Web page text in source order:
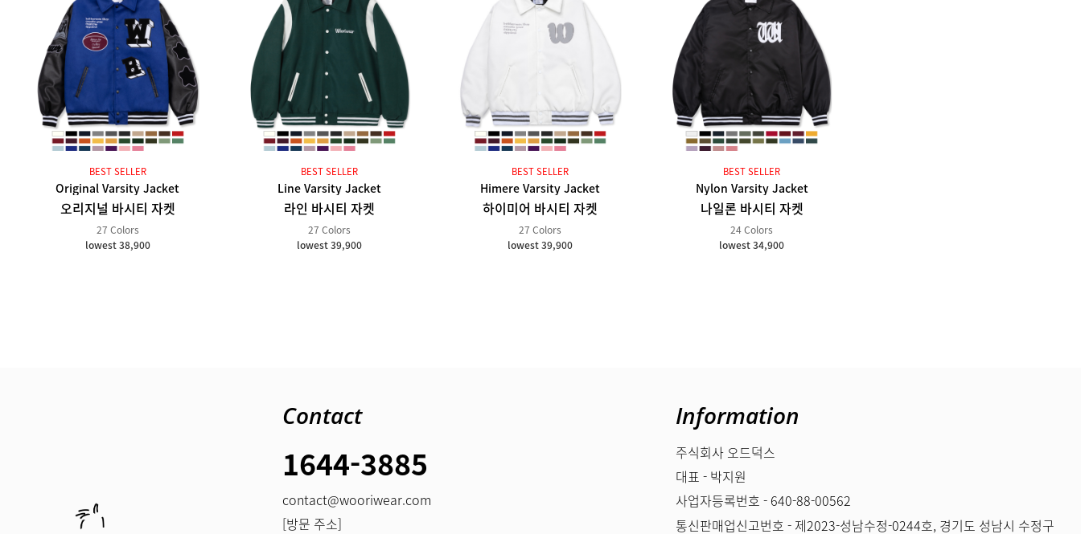
BEST SELLER
Original Varsity Jacket
오리지널 바시티 자켓
27 Colors
lowest 38,900
BEST SELLER
Line Varsity Jacket
라인 바시티 자켓
27 Colors
lowest 39,900
BEST SELLER
Himere Varsity Jacket
하이미어 바시티 자켓
27 Colors
lowest 39,900
BEST SELLER
Nylon Varsity Jacket
나일론 바시티 자켓
24 Colors
lowest 34,900
Contact
1644-3885
contact@wooriwear.com
[방문 주소]
Information
주식회사 오드덕스
대표 - 박지원
사업자등록번호 - 640-88-00562
통신판매업신고번호 - 제2023-성남수정-0244호, 경기도 성남시 수정구